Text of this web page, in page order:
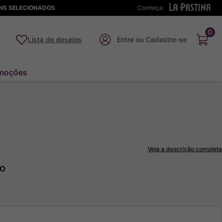
Conheça:
SELECIONADOS
Lista de desejos
0
Veja a descrição completa